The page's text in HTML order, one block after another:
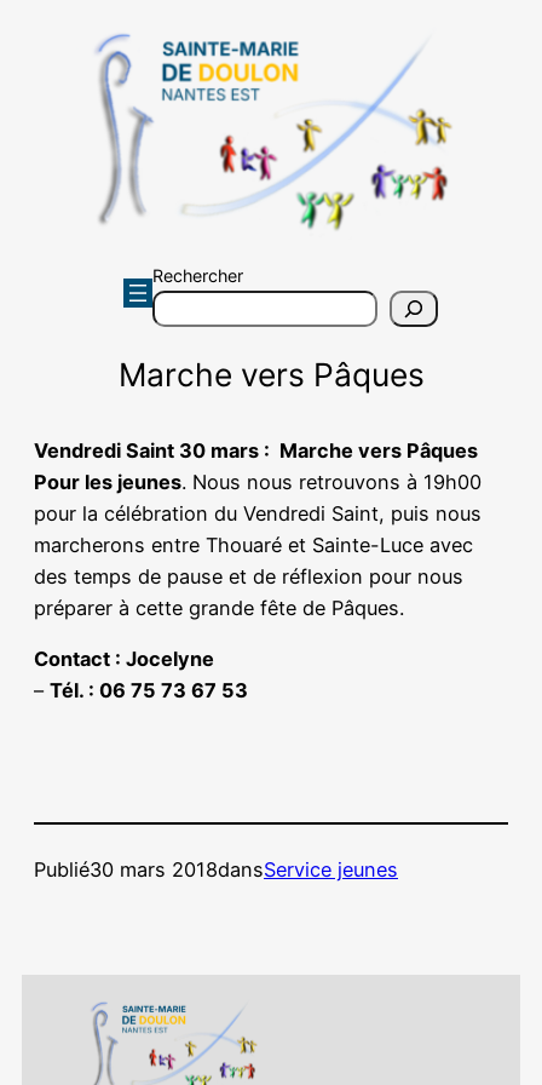
Rechercher
Marche vers Pâques
Vendredi Saint 30 mars : Marche vers Pâques
Pour les jeunes. Nous nous retrouvons à 19h00
pour la célébration du Vendredi Saint, puis nous
marcherons entre Thouaré et Sainte-Luce avec
des temps de pause et de réflexion pour nous
préparer à cette grande fête de Pâques.
Contact : Jocelyne
– Tél. : 06 75 73 67 53
Publié30 mars 2018dansService jeunes